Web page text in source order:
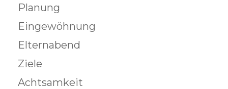
Planung
Eingewöhnung
Elternabend
Ziele
Achtsamkeit